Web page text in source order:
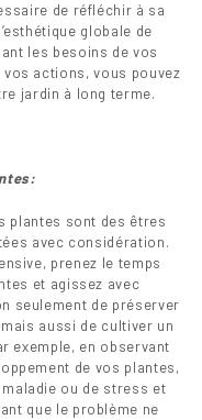
de réfléchir à sa
globale de
les besoins de vos
actions, vous pouvez
jardin à long terme.
plantes sont des êtres
avec considération.
prenez le temps
et agissez avec
seulement de préserver
aussi de cultiver un
exemple, en observant
de vos plantes,
ou de stress et
que le problème ne